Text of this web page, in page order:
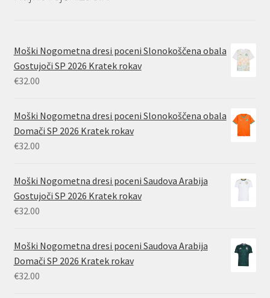
Moški Nogometna dresi poceni Slonokoščena obala
Gostujoči SP 2026 Kratek rokav
€32.00
Moški Nogometna dresi poceni Slonokoščena obala
Domači SP 2026 Kratek rokav
€32.00
Moški Nogometna dresi poceni Saudova Arabija
Gostujoči SP 2026 Kratek rokav
€32.00
Moški Nogometna dresi poceni Saudova Arabija
Domači SP 2026 Kratek rokav
€32.00